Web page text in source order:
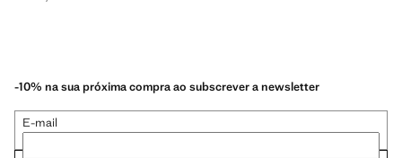
-10% na sua próxima compra ao subscrever a newsletter
E-mail